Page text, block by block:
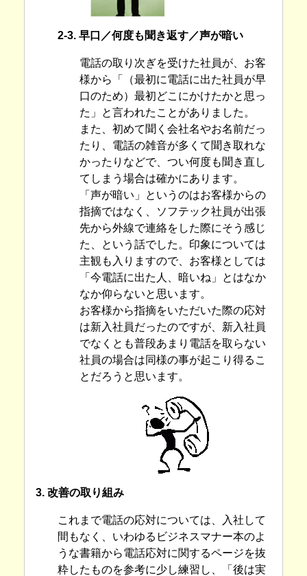
2-3. 早口／何度も聞き返す／声が暗い
電話の取り次ぎを受けた社員が、お客
様から「（最初に電話に出た社員が早
口のため）最初どこにかけたかと思っ
た」と言われたことがありました。
また、初めて聞く会社名やお名前だっ
たり、電話の雑音が多くて聞き取れな
かったりなどで、つい何度も聞き直し
てしまう場合は確かにあります。
「声が暗い」というのはお客様からの
指摘ではなく、ソフテック社員が出張
先から外線で連絡をした際にそう感じ
た、という話でした。印象については
主観も入りますので、お客様としては
「今電話に出た人、暗いね」とはなか
なか仰らないと思います。
お客様から指摘をいただいた際の応対
は新入社員だったのですが、新入社員
でなくとも普段あまり電話を取らない
社員の場合は同様の事が起こり得るこ
とだろうと思います。
3. 改善の取り組み
これまで電話の応対については、入社して
間もなく、いわゆるビジネスマナー本のよ
うな書籍から電話応対に関するページを抜
粋したものを参考に少し練習し、「後は実